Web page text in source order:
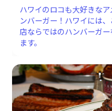
ハワイのロコも大好きな
ンバーガー！ハワイには
店ならではのハンバーガ
ます。